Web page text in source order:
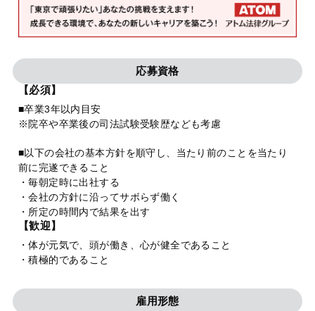
応募資格
【必須】
■卒業3年以内目安
※院卒や卒業後の司法試験受験歴なども考慮
■以下の会社の基本方針を順守し、当たり前のことを当たり
前に完遂できること
・毎朝定時に出社する
・会社の方針に沿ってサボらず働く
・所定の時間内で結果を出す
【歓迎】
・体が元気で、頭が働き、心が健全であること
・積極的であること
雇用形態